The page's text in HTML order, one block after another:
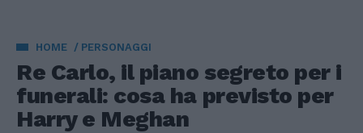
HOME PERSONAGGI
Re Carlo, il piano segreto per i
funerali: cosa ha previsto per
Harry e Meghan